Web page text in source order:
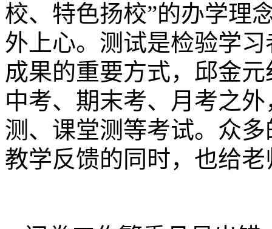
校、特色扬校”的办学理
外上心。测试是检验学
成果的重要方式，邱金
中考、期末考、月考之
测、课堂测等考试。众
教学反馈的同时，也给